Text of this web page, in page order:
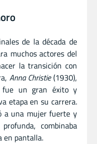
de la década de
muchos actores del
la transición con
Anna Christie(1930),
fue un gran éxito y
etapa en su carrera.
a una mujer fuerte y
combinaba
en pantalla.